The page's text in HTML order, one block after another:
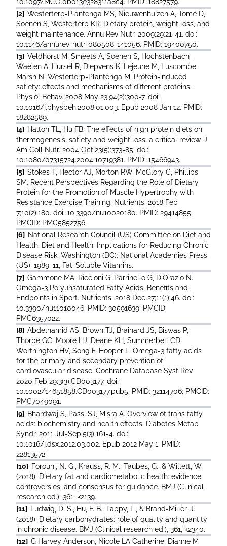
[2] Westerterp-Plantenga MS, Nieuwenhuizen A, Tomé D,
Soenen S, Westerterp KR. Dietary protein, weight loss, and
weight maintenance. Annu Rev Nutr. 2009;29:21-41. doi:
10.1146/annurev-nutr-080508-141056. PMID: 19400750.
[3] Veldhorst M, Smeets A, Soenen S, Hochstenbach-
Waelen A, Hursel R, Diepvens K, Lejeune M, Luscombe-
Marsh N, Westerterp-Plantenga M. Protein-induced
satiety: effects and mechanisms of different proteins.
Physiol Behav. 2008 May 23;94(2):300-7. doi:
10.1016/j.physbeh.2008.01.003. Epub 2008 Jan 12. PMID:
18282589.
[4] Halton TL, Hu FB. The effects of high protein diets on
thermogenesis, satiety and weight loss: a critical review. J
Am Coll Nutr. 2004 Oct;23(5):373-85. doi:
10.1080/07315724.2004.10719381. PMID: 15466943.
[5] Stokes T, Hector AJ, Morton RW, McGlory C, Phillips
SM. Recent Perspectives Regarding the Role of Dietary
Protein for the Promotion of Muscle Hypertrophy with
Resistance Exercise Training. Nutrients. 2018 Feb
7;10(2):180. doi: 10.3390/nu10020180. PMID: 29414855;
PMCID: PMC5852756.
[6] National Research Council (US) Committee on Diet and
Health. Diet and Health: Implications for Reducing Chronic
Disease Risk. Washington (DC): National Academies Press
(US); 1989. 11, Fat-Soluble Vitamins.
[7] Gammone MA, Riccioni G, Parrinello G, D'Orazio N.
Omega-3 Polyunsaturated Fatty Acids: Benefits and
Endpoints in Sport. Nutrients. 2018 Dec 27;11(1):46. doi:
10.3390/nu11010046. PMID: 30591639; PMCID:
PMC6357022.
[8] Abdelhamid AS, Brown TJ, Brainard JS, Biswas P,
Thorpe GC, Moore HJ, Deane KH, Summerbell CD,
Worthington HV, Song F, Hooper L. Omega-3 fatty acids
for the primary and secondary prevention of
cardiovascular disease. Cochrane Database Syst Rev.
2020 Feb 29;3(3):CD003177. doi:
10.1002/14651858.CD003177.pub5. PMID: 32114706; PMCID:
PMC7049091.
[9] Bhardwaj S, Passi SJ, Misra A. Overview of trans fatty
acids: biochemistry and health effects. Diabetes Metab
Syndr. 2011 Jul-Sep;5(3):161-4. doi:
10.1016/j.dsx.2012.03.002. Epub 2012 May 1. PMID:
22813572.
[10] Forouhi, N. G., Krauss, R. M., Taubes, G., & Willett, W.
(2018). Dietary fat and cardiometabolic health: evidence,
controversies, and consensus for guidance. BMJ (Clinical
research ed.), 361, k2139.
[11]
Ludwig, D. S., Hu, F. B., Tappy, L., & Brand-Miller, J.
(2018). Dietary carbohydrates: role of quality and quantity
in chronic disease. BMJ (Clinical research ed.), 361, k2340.
[12] G Harvey Anderson, Nicole LA Catherine, Dianne M